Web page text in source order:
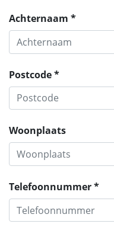
Achternaam *
Postcode *
Woonplaats
Telefoonnummer *